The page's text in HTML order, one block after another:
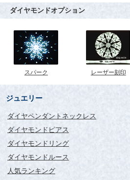
ダイヤモンドオプション
スパーク レーザー刻印
ジュエリー
ダイヤペンダントネックレス
ダイヤモンドピアス
ダイヤモンドリング
ダイヤモンドルース
人気ランキング